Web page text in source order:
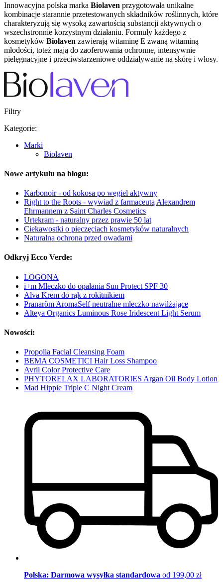
Innowacyjna polska marka Biolaven przygotowała unikalne
kombinacje starannie przetestowanych składników roślinnych, które
charakteryzują się wysoką zawartością substancji aktywnych o
wszechstronnie korzystnym działaniu. Formuły każdego z
kosmetyków Biolaven zawierają witaminę E zwaną witaminą
młodości, toteż mają do zaoferowania ochronne, intensywnie
pielęgnacyjne i przeciwstarzeniowe oddziaływanie na skórę i włosy.
Filtry
Kategorie:
Marki
Biolaven
Nowe artykułu na blogu:
Karbonoir - od kokosa po węgiel aktywny
Right to the Roots - wywiad z farmaceutą Alexandrem
Ehrmannem z Saint Charles Cosmetics
Urtekram - naturalny przez prawie 50 lat
Ciekawostki o pieczęciach kosmetyków naturalnych
Naturalna ochrona przed owadami
Odkryj Ecco Verde:
LOGONA
i+m Mleczko do opalania Sun Protect SPF 30
Alva Krem do rąk z rokitnikiem
Pranarôm AromaSelf neutralne mleczko nawilżające
Alteya Organics Luminous Rose Iridescent Light Serum
Nowości:
Propolia Facial Cleansing Foam
BEMA COSMETICI Hair Loss Shampoo
Avril Color Protective Care
PHYTORELAX LABORATORIES Argan Oil Body Lotion
Mad Hippie Triple C Night Cream
Polska: Darmowa wysyłka standardowa od 199,00 zł